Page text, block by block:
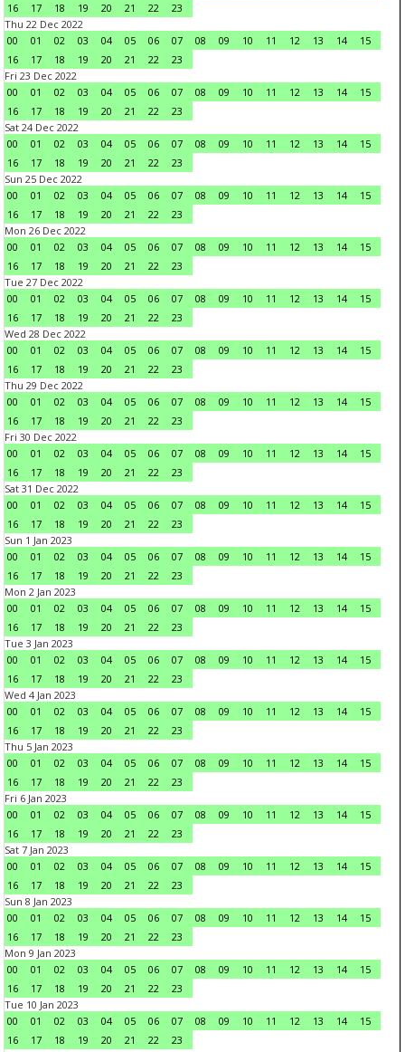
16
17 18 19 20 21 22
23
Thu 22 Dec 2022
00
01 02 03 04 05 06 07 08 09 10 11 12 13 14
15
16
17 18 19 20 21 22
23
Fri 23 Dec 2022
00
01 02 03 04 05 06 07 08 09 10 11 12 13 14
15
16
17 18 19 20 21 22
23
Sat 24 Dec 2022
00
01 02 03 04 05 06 07 08 09 10 11 12 13 14
15
16
17 18 19 20 21 22
23
Sun 25 Dec 2022
00
01 02 03 04 05 06 07 08 09 10 11 12 13 14
15
16
17 18 19 20 21 22
23
Mon 26 Dec 2022
00
01 02 03 04 05 06 07 08 09 10 11 12 13 14
15
16
17 18 19 20 21 22
23
Tue 27 Dec 2022
00
01 02 03 04 05 06 07 08 09 10 11 12 13 14
15
16
17 18 19 20 21 22
23
Wed 28 Dec 2022
00
01 02 03 04 05 06 07 08 09 10 11 12 13 14
15
16
17 18 19 20 21 22
23
Thu 29 Dec 2022
00
01 02 03 04 05 06 07 08 09 10 11 12 13 14
15
16
17 18 19 20 21 22
23
Fri 30 Dec 2022
00
01 02 03 04 05 06 07 08 09 10 11 12 13 14
15
16
17 18 19 20 21 22
23
Sat 31 Dec 2022
00
01 02 03 04 05 06 07 08 09 10 11 12 13 14
15
16
17 18 19 20 21 22
23
Sun 1 Jan 2023
00
01 02 03 04 05 06 07 08 09 10 11 12 13 14
15
16
17 18 19 20 21 22
23
Mon 2 Jan 2023
00
01 02 03 04 05 06 07 08 09 10 11 12 13 14
15
16
17 18 19 20 21 22
23
Tue 3 Jan 2023
00
01 02 03 04 05 06 07 08 09 10 11 12 13 14
15
16
17 18 19 20 21 22
23
Wed 4 Jan 2023
00
01 02 03 04 05 06 07 08 09 10 11 12 13 14
15
16
17 18 19 20 21 22
23
Thu 5 Jan 2023
00
01 02 03 04 05 06 07 08 09 10 11 12 13 14
15
16
17 18 19 20 21 22
23
Fri 6 Jan 2023
00
01 02 03 04 05 06 07 08 09 10 11 12 13 14
15
16
17 18 19 20 21 22
23
Sat 7 Jan 2023
00
01 02 03 04 05 06 07 08 09 10 11 12 13 14
15
16
17 18 19 20 21 22
23
Sun 8 Jan 2023
00
01 02 03 04 05 06 07 08 09 10 11 12 13 14
15
16
17 18 19 20 21 22
23
Mon 9 Jan 2023
00
01 02 03 04 05 06 07 08 09 10 11 12 13 14
15
16
17 18 19 20 21 22
23
Tue 10 Jan 2023
00
01 02 03 04 05 06 07 08 09 10 11 12 13 14
15
16
17 18 19 20 21 22
23